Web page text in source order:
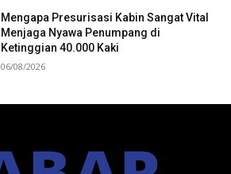
Mengapa Presurisasi Kabin Sangat Vital
Menjaga Nyawa Penumpang di
Ketinggian 40.000 Kaki
06/08/2026